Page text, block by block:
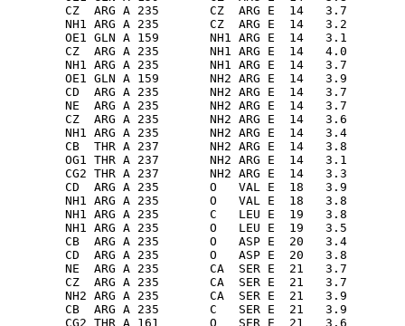
CZ  ARG A 235       CZ  ARG E  14   3.7
NH1 ARG A 235       CZ  ARG E  14   3.2
OE1 GLN A 159       NH1 ARG E  14   3.1
CZ  ARG A 235       NH1 ARG E  14   4.0
NH1 ARG A 235       NH1 ARG E  14   3.7
OE1 GLN A 159       NH2 ARG E  14   3.9
CD  ARG A 235       NH2 ARG E  14   3.7
NE  ARG A 235       NH2 ARG E  14   3.7
CZ  ARG A 235       NH2 ARG E  14   3.6
NH1 ARG A 235       NH2 ARG E  14   3.4
CB  THR A 237       NH2 ARG E  14   3.8
OG1 THR A 237       NH2 ARG E  14   3.1
CG2 THR A 237       NH2 ARG E  14   3.3
CD  ARG A 235       O   VAL E  18   3.9
NH1 ARG A 235       O   VAL E  18   3.8
NH1 ARG A 235       C   LEU E  19   3.8
NH1 ARG A 235       O   LEU E  19   3.5
CB  ARG A 235       O   ASP E  20   3.4
CD  ARG A 235       O   ASP E  20   3.8
NE  ARG A 235       CA  SER E  21   3.7
CZ  ARG A 235       CA  SER E  21   3.7
NH2 ARG A 235       CA  SER E  21   3.9
CB  ARG A 235       C   SER E  21   3.9
CG2 THR A 161       O   SER E  21   3.6